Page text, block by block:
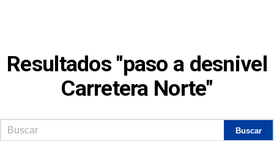
Resultados "paso a desnivel
Carretera Norte"